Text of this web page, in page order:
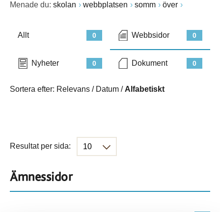
Menade du: skolan webbplatsen somm över
0
Allt 0
Webbsidor
0
Nyheter 0
Dokument
Sortera efter: Relevans / Datum / Alfabetiskt
Resultat per sida:
Ämnessidor